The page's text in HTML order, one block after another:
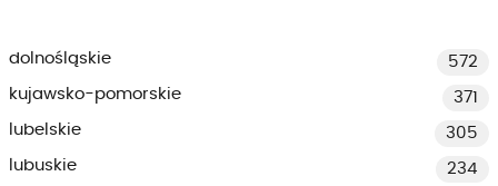
dolnośląskie
572
kujawsko-pomorskie
371
lubelskie
305
lubuskie
234